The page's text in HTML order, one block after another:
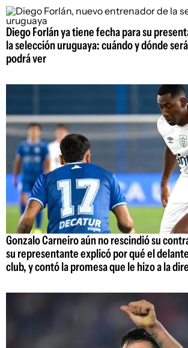
Diego Forlán ya tiene fecha para su
la selección uruguaya: cuándo y dónde
podrá ver
Gonzalo Carneiro aún no rescindió su
su representante explicó por qué el
club, y contó la promesa que le hizo a la